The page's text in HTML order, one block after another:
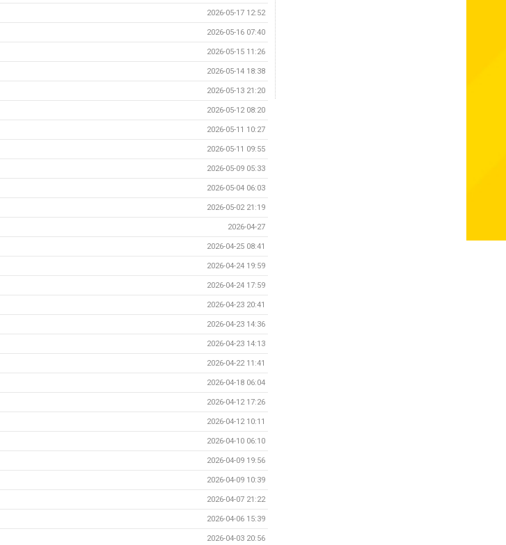
2026-05-17 12:52
2026-05-16 07:40
2026-05-15 11:26
2026-05-14 18:38
2026-05-13 21:20
2026-05-12 08:20
2026-05-11 10:27
2026-05-11 09:55
2026-05-09 05:33
2026-05-04 06:03
2026-05-02 21:19
2026-04-27
2026-04-25 08:41
2026-04-24 19:59
2026-04-24 17:59
2026-04-23 20:41
2026-04-23 14:36
2026-04-23 14:13
2026-04-22 11:41
2026-04-18 06:04
2026-04-12 17:26
2026-04-12 10:11
2026-04-10 06:10
2026-04-09 19:56
2026-04-09 10:39
2026-04-07 21:22
2026-04-06 15:39
2026-04-03 20:56